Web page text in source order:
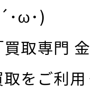
･ω･)
取専門
をご利